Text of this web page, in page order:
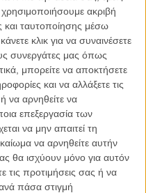
χρησιμοποιήσουμε ακριβή
και ταυτοποίησης μέσω
κλικ για να συναινέσετε
συνεργάτες μας όπως
μπορείτε να αποκτήσετε
και να αλλάξετε τις
να αρνηθείτε να
επεξεργασία των
να μην απαιτεί τη
να αρνηθείτε αυτήν
θα ισχύουν μόνο για αυτόν
τις προτιμήσεις σας ή να
πάσα στιγμή
Γαλανού
Δεν σε κάνει
η επιτυχία. Είναι
επιφανειακό